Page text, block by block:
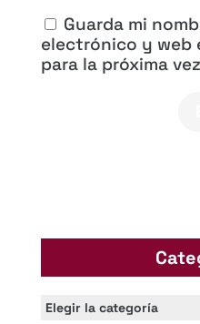
Guarda mi
electrónico y web
para la próxima
Categorías